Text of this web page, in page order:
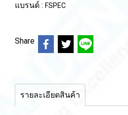
แบรนด์ : FSPEC
Share
รายละเอียดสินค้า